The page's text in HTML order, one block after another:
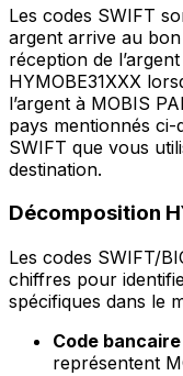
Les codes SWIFT
argent arrive au
réception de
HYMOBE31XXX
l’argent à MOBIS
pays mentionnés
SWIFT que vous
destination.
Décomposition
Les codes SWIFT/
chiffres pour
spécifiques dans le
Code
représentent